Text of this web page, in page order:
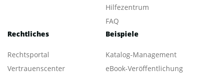
Hilfezentrum
FAQ
Rechtliches
Rechtsportal
Vertrauenscenter
Beispiele
Katalog-Management
eBook-Veröffentlichung